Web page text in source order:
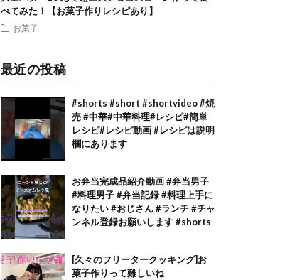
べてみた！【お菓子作りレシピあり】
お菓子
最近の投稿
#shorts #short #shortvideo #焼
売 #中華#中華料理#レシピ#簡単
レシピ#レシピ動画 #レシピは説明
欄にあります
お弁当完成品紹介動画 #弁当男子
#料理男子 #弁当記録 #料理上手に
なりたい #おじさん #ランチ #チャ
ンネル登録お願いします #shorts
[久々のフリータークッキング]お
菓子作りって難しいね